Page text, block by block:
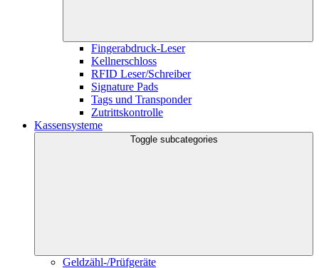
Fingerabdruck-Leser
Kellnerschloss
RFID Leser/Schreiber
Signature Pads
Tags und Transponder
Zutrittskontrolle
Kassensysteme
Toggle subcategories
Geldzähl-/Prüfgeräte